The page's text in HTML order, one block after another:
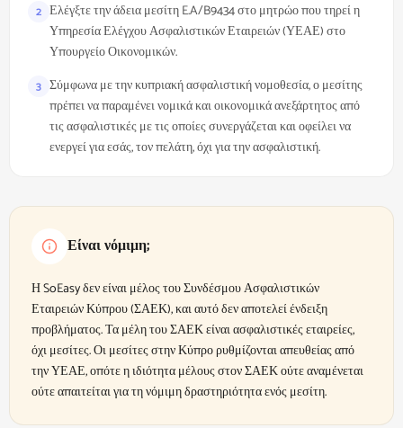
2 Ελέγξτε την άδεια μεσίτη E.A/B9434 στο μητρώο που τηρεί η
Υπηρεσία Ελέγχου Ασφαλιστικών Εταιρειών (ΥΕΑΕ) στο
Υπουργείο Οικονομικών.
3 Σύμφωνα με την κυπριακή ασφαλιστική νομοθεσία, ο μεσίτης
πρέπει να παραμένει νομικά και οικονομικά ανεξάρτητος από
τις ασφαλιστικές με τις οποίες συνεργάζεται και οφείλει να
ενεργεί για εσάς, τον πελάτη, όχι για την ασφαλιστική.
Είναι νόμιμη;
Η SoEasy δεν είναι μέλος του Συνδέσμου Ασφαλιστικών
Εταιρειών Κύπρου (ΣΑΕΚ), και αυτό δεν αποτελεί ένδειξη
προβλήματος. Τα μέλη του ΣΑΕΚ είναι ασφαλιστικές εταιρείες,
όχι μεσίτες. Οι μεσίτες στην Κύπρο ρυθμίζονται απευθείας από
την ΥΕΑΕ, οπότε η ιδιότητα μέλους στον ΣΑΕΚ ούτε αναμένεται
ούτε απαιτείται για τη νόμιμη δραστηριότητα ενός μεσίτη.